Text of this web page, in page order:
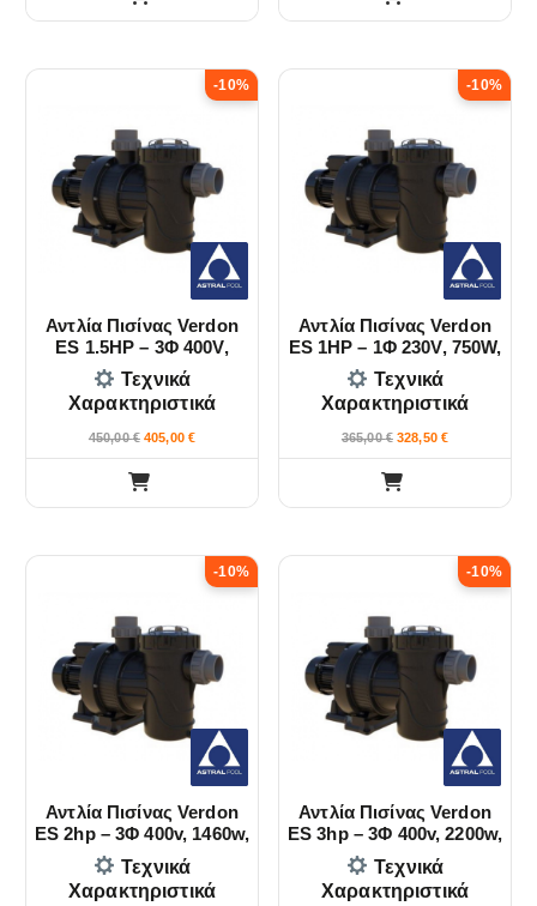
-10%
Αντλία Πισίνας Verdon
ES 1.5HP – 3Φ 400V,
1100W, 20.5m3/h Astral
Pool
Τεχνικά
Χαρακτηριστικά
450,00€ 405,00 €
-10%
Αντλία Πισίνας Verdon
ES 1HP – 1Φ 230V, 750W,
15.5m3/h Astral Pool
Τεχνικά
Χαρακτηριστικά
365,00€ 328,50 €
-10%
Αντλία Πισίνας Verdon
ES 2hp – 3Φ 400v, 1460w,
25m3/h Astral Pool
Τεχνικά
Χαρακτηριστικά
-10%
Αντλία Πισίνας Verdon
ES 3hp – 3Φ 400v, 2200w,
31m3/h Astral Pool
Τεχνικά
Χαρακτηριστικά